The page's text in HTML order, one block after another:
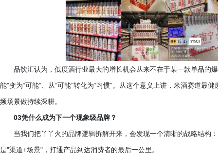
品饮汇认为，低度酒行业最大的增长机会从来不在于某一款单品的
能”变为“可能”、从“可能”转化为“习惯”。从这个意义上讲，米酒赛道
频场景做持续深耕。
03凭什么成为下一个现象级品牌？
当我们把丫丫火的品牌逻辑拆解开来，会发现一个清晰的战略结构
是"渠道+场景"，打通产品到达消费者的最后一公里。